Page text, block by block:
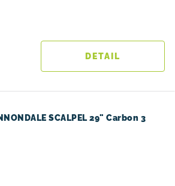
DETAIL
SCALPEL 29" Carbon 3